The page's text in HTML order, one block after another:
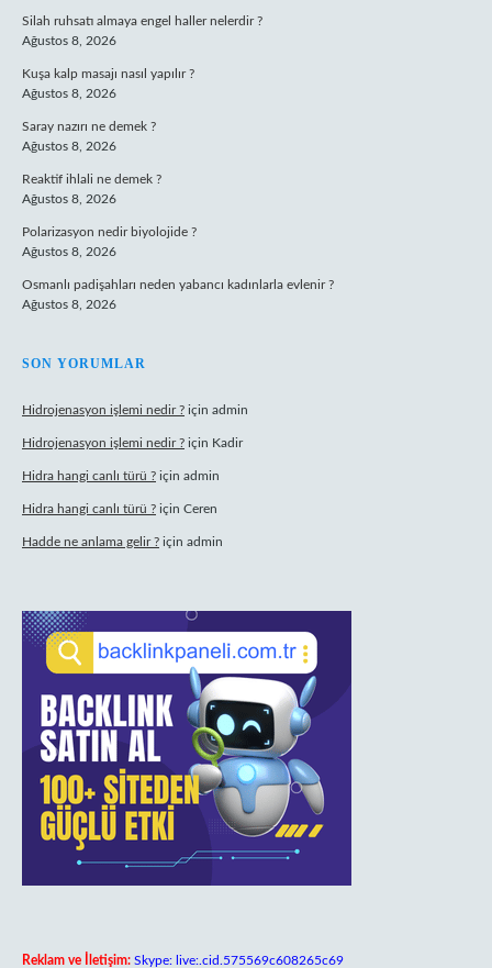
Silah ruhsatı almaya engel haller nelerdir ?
Ağustos 8, 2026
Kuşa kalp masajı nasıl yapılır ?
Ağustos 8, 2026
Saray nazırı ne demek ?
Ağustos 8, 2026
Reaktif ihlali ne demek ?
Ağustos 8, 2026
Polarizasyon nedir biyolojide ?
Ağustos 8, 2026
Osmanlı padişahları neden yabancı kadınlarla evlenir ?
Ağustos 8, 2026
SON YORUMLAR
Hidrojenasyon işlemi nedir ? için admin
Hidrojenasyon işlemi nedir ? için Kadir
Hidra hangi canlı türü ? için admin
Hidra hangi canlı türü ? için Ceren
Hadde ne anlama gelir ? için admin
Reklam ve İletişim: Skype: live:.cid.575569c608265c69